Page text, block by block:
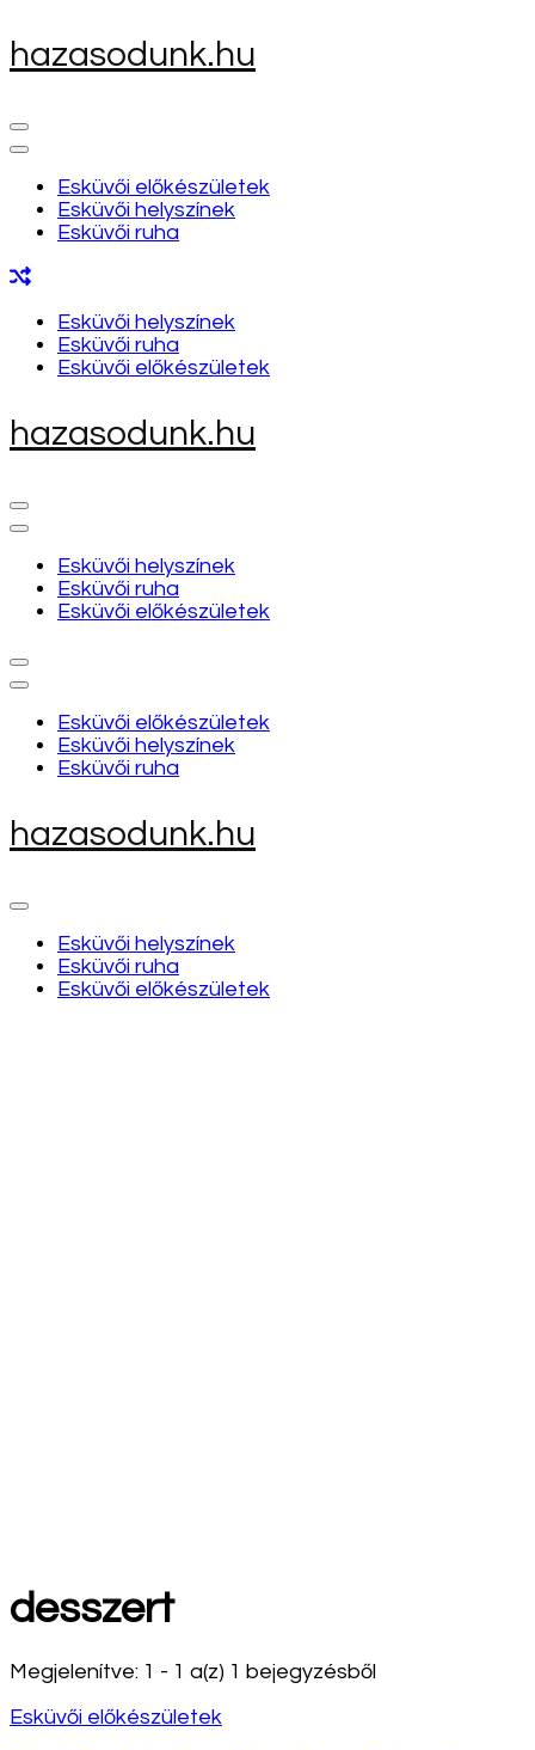
Skip
to
Enter)
hazasodunk.hu
Esküvői előkészületek
Esküvői helyszínek
Esküvői ruha
Esküvői helyszínek
Esküvői ruha
Esküvői előkészületek
hazasodunk.hu
Esküvői helyszínek
Esküvői ruha
Esküvői előkészületek
Esküvői előkészületek
Esküvői helyszínek
Esküvői ruha
hazasodunk.hu
Esküvői helyszínek
Esküvői ruha
Esküvői előkészületek
desszert
Megjelenítve: 1 - 1 a(z) 1 bejegyzésből
Esküvői előkészületek